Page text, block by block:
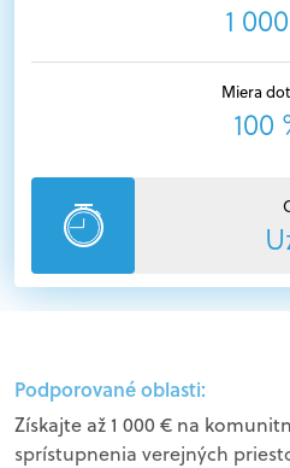
1
Miera
100
Podporované oblasti:
Získajte až 1 000 € na
sprístupnenia verejných